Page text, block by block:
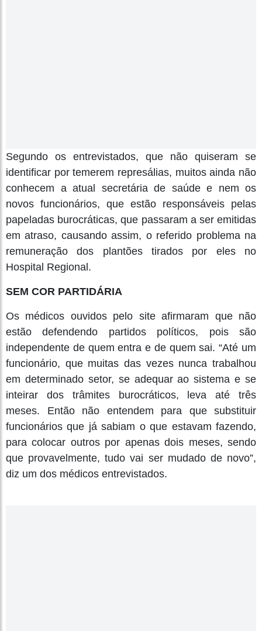
Segundo os entrevistados, que não quiseram se
identificar por temerem represálias, muitos ainda não
conhecem a atual secretária de saúde e nem os
novos funcionários, que estão responsáveis pelas
papeladas burocráticas, que passaram a ser emitidas
em atraso, causando assim, o referido problema na
remuneração dos plantões tirados por eles no
Hospital Regional.
SEM COR PARTIDÁRIA
Os médicos ouvidos pelo site afirmaram que não
estão defendendo partidos políticos, pois são
independente de quem entra e de quem sai. “Até um
funcionário, que muitas das vezes nunca trabalhou
em determinado setor, se adequar ao sistema e se
inteirar dos trâmites burocráticos, leva até três
meses. Então não entendem para que substituir
funcionários que já sabiam o que estavam fazendo,
para colocar outros por apenas dois meses, sendo
que provavelmente, tudo vai ser mudado de novo”,
diz um dos médicos entrevistados.